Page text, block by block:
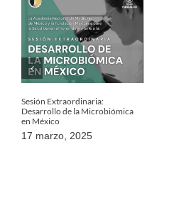
Sesión Extraordinaria:
Desarrollo de la Microbiómica
en México
17 marzo, 2025